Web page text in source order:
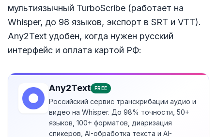
мультиязычный TurboScribe (работает на
Whisper, до 98 языков, экспорт в SRT и VTT).
Any2Text удобен, когда нужен русский
интерфейс и оплата картой РФ:
Any2Text FREE
Российский сервис транскрибации аудио и
видео на Whisper. До 98% точности, 50+
языков, 100+ форматов, диаризация
спикеров, AI-обработка текста и AI-